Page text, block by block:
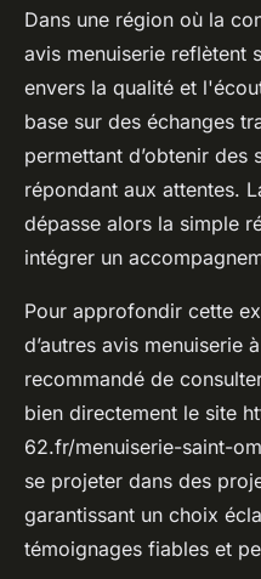
Dans une région où la
avis menuiserie reflètent
envers la qualité et
base sur des échanges
permettant d’obtenir des
répondant aux attentes.
dépasse alors la simple
intégrer un
Pour approfondir cette
d’autres avis menuiserie
recommandé de
bien directement le site
62.fr/menuiserie-saint-
se projeter dans des
garantissant un choix
témoignages fiables et